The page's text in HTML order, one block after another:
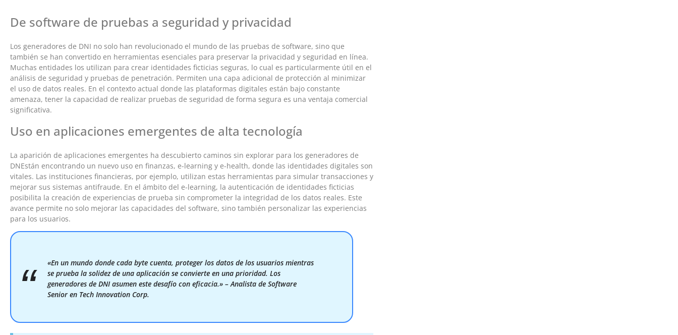
De software de pruebas a seguridad y privacidad
Los generadores de DNI no solo han revolucionado el mundo de las pruebas de software, sino que
también se han convertido en herramientas esenciales para preservar la privacidad y seguridad en línea.
Muchas entidades los utilizan para crear identidades ficticias seguras, lo cual es particularmente útil en el
análisis de seguridad y pruebas de penetración. Permiten una capa adicional de protección al minimizar
el uso de datos reales. En el contexto actual donde las plataformas digitales están bajo constante
amenaza, tener la capacidad de realizar pruebas de seguridad de forma segura es una ventaja comercial
significativa.
Uso en aplicaciones emergentes de alta tecnología
La aparición de aplicaciones emergentes ha descubierto caminos sin explorar para los generadores de
DNEstán encontrando un nuevo uso en finanzas, e-learning y e-health, donde las identidades digitales son
vitales. Las instituciones financieras, por ejemplo, utilizan estas herramientas para simular transacciones y
mejorar sus sistemas antifraude. En el ámbito del e-learning, la autenticación de identidades ficticias
posibilita la creación de experiencias de prueba sin comprometer la integridad de los datos reales. Este
avance permite no solo mejorar las capacidades del software, sino también personalizar las experiencias
para los usuarios.
«En un mundo donde cada byte cuenta, proteger los datos de los usuarios mientras
se prueba la solidez de una aplicación se convierte en una prioridad. Los
generadores de DNI asumen este desafío con eficacia.» – Analista de Software
Senior en Tech Innovation Corp.